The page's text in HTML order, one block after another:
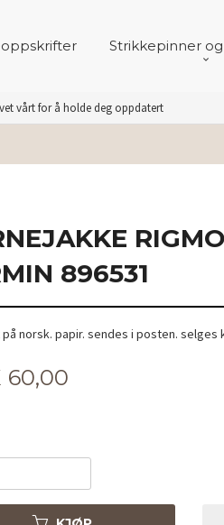
vårt for å holde deg oppdatert
Strikkepinner
896531
norsk. papir. sendes i posten. selges
60,00